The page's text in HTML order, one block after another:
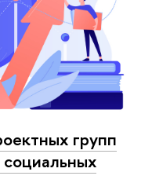
групп
социальных